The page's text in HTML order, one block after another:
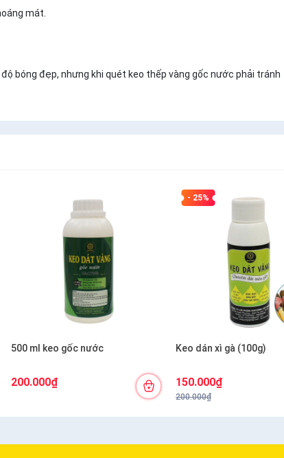
mát.
bóng đẹp, nhưng khi quét keo thếp vàng gốc nước phải tránh
500 ml keo gốc nước
200.000₫
- 25%
Keo dán xì gà (100g)
150.000₫
200.000₫